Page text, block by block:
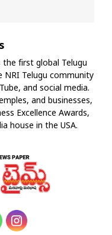
the first global Telugu
NRI Telugu community
and social media.
and businesses,
Excellence Awards,
house in the USA.